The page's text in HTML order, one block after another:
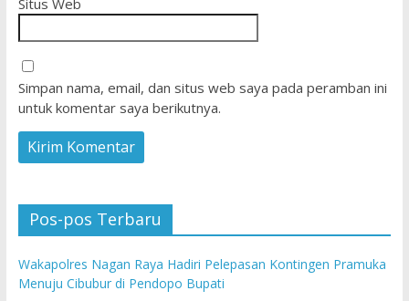
Simpan nama, email, dan situs web saya pada peramban ini
untuk komentar saya berikutnya.
Pos-pos Terbaru
Wakapolres Nagan Raya Hadiri Pelepasan Kontingen Pramuka
Menuju Cibubur di Pendopo Bupati